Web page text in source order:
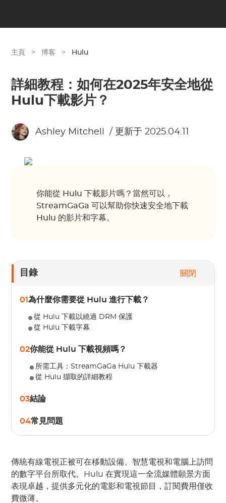
主頁 > 博客 > Hulu
詳細教程：如何在2025年安全地從
Hulu下載影片？
Ashley Mitchell / 更新于 2025.04.11
你能從 Hulu 下載影片嗎？當然可以，
StreamGaGa 可以幫助你快速安全地下載
Hulu 的影片和字幕。
目錄 關閉
01為什麼你需要從 Hulu 進行下載？
從 Hulu 下載以繞過 DRM 保護
從 Hulu 下載字幕
02你能從 Hulu 下載視頻嗎？
所需工具：StreamGaGa Hulu 下載器
從 Hulu 擷取的詳細教程
03結論
04常見問題
傳統有線電視正被可在移動設備、智慧電視和電腦上訪問
的數字平台所取代。Hulu 在實現這一全流媒體願景方面
表現卓越，提供多元化的電影和電視節目，訂閱費用僅收
費微薄。